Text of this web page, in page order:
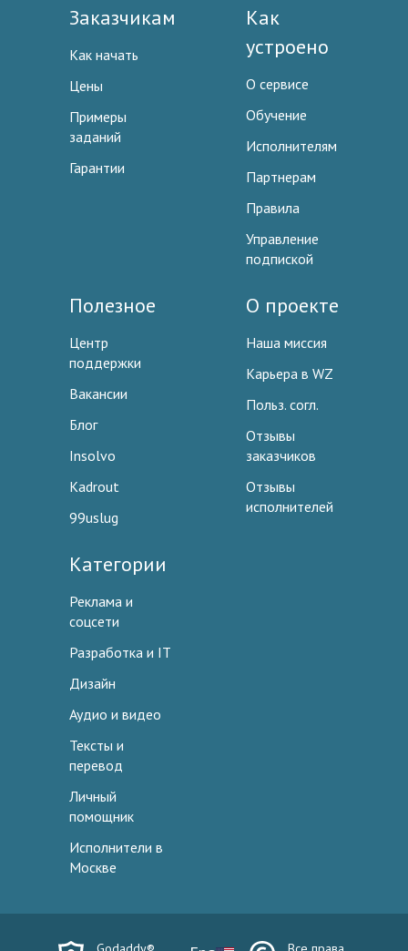
Заказчикам
Как начать
Цены
Примеры
заданий
Гарантии
Как
устроено
О сервисе
Обучение
Исполнителям
Партнерам
Правила
Управление
подпиской
Полезное
Центр
поддержки
Вакансии
Блог
Insolvo
Kadrout
99uslug
О проекте
Наша миссия
Карьера в WZ
Польз. согл.
Отзывы
заказчиков
Отзывы
исполнителей
Категории
Реклама и
соцсети
Разработка и IT
Дизайн
Аудио и видео
Тексты и
перевод
Личный
помощник
Исполнители в
Москве